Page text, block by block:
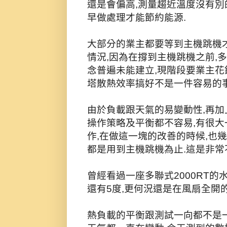
還是會偏高,測量趨近溫度沒有
早做處理才能節約能源.
大部分的業主都要等到主機跳
情況,因為在撐到主機跳機之前,
念普遍未能建立,現階段要業主
塔散熱效率搞好不是一件容易的
由於負載跟天氣的易變動性,再
操作策略及平衡都不容易,有很
作,在做這一塊的改善的時候,也
都是用到主機跳機為止.這是非
曾經看過一座多聯式2000RT的
還有5度,更何況還是在風扇全開
熱負載的平衡跟測試一向都不